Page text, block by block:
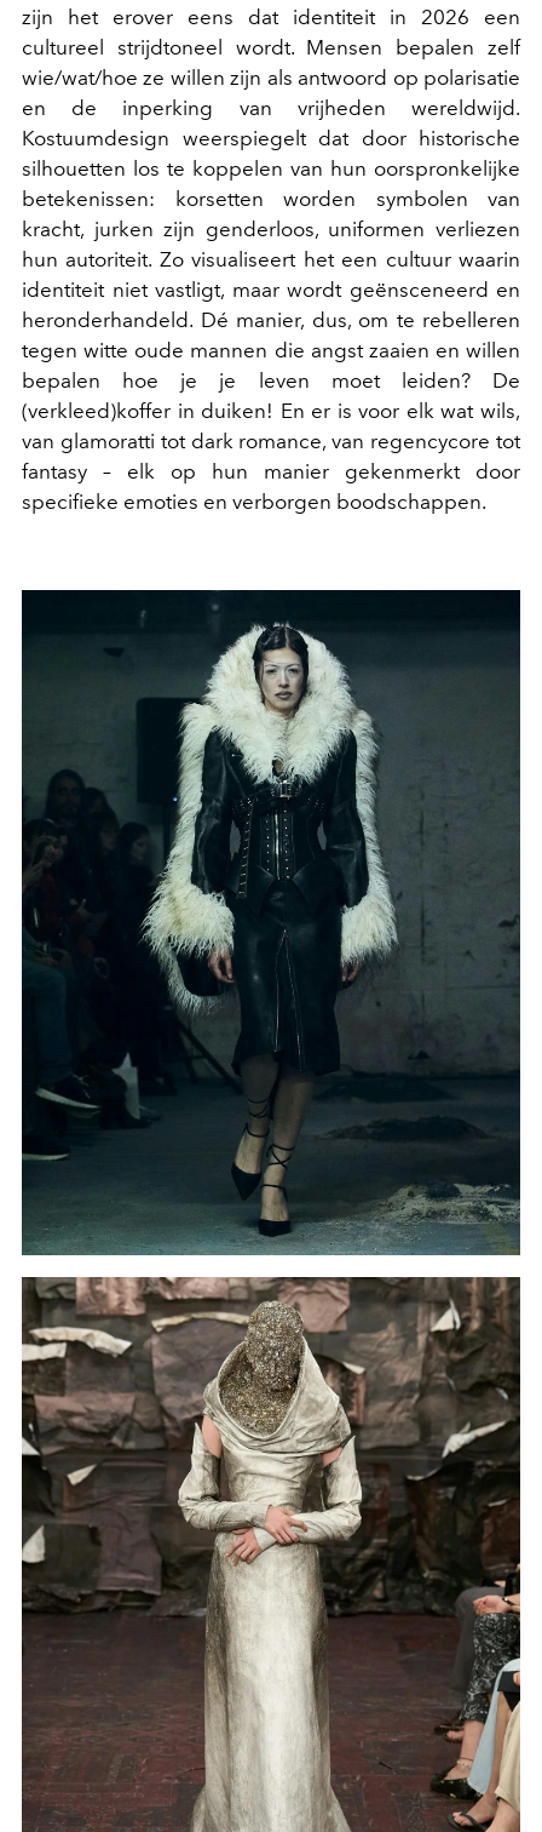
zijn het erover eens dat identiteit in 2026 een
cultureel strijdtoneel wordt. Mensen bepalen zelf
wie/wat/hoe ze willen zijn als antwoord op polarisatie
en de inperking van vrijheden wereldwijd.
Kostuumdesign weerspiegelt dat door historische
silhouetten los te koppelen van hun oorspronkelijke
betekenissen: korsetten worden symbolen van
kracht, jurken zijn genderloos, uniformen verliezen
hun autoriteit. Zo visualiseert het een cultuur waarin
identiteit niet vastligt, maar wordt geënsceneerd en
heronderhandeld. Dé manier, dus, om te rebelleren
tegen witte oude mannen die angst zaaien en willen
bepalen hoe je je leven moet leiden? De
(verkleed)koffer in duiken! En er is voor elk wat wils,
van glamoratti tot dark romance, van regencycore tot
fantasy – elk op hun manier gekenmerkt door
specifieke emoties en verborgen boodschappen.